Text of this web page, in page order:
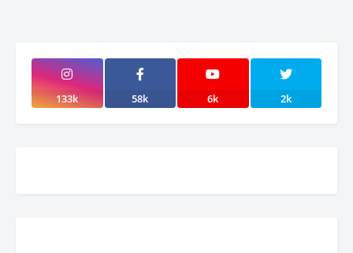
133k 58k 6k 2k